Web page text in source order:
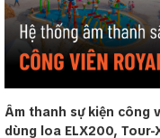
Âm thanh sự kiện công
dùng loa ELX200, Tour-